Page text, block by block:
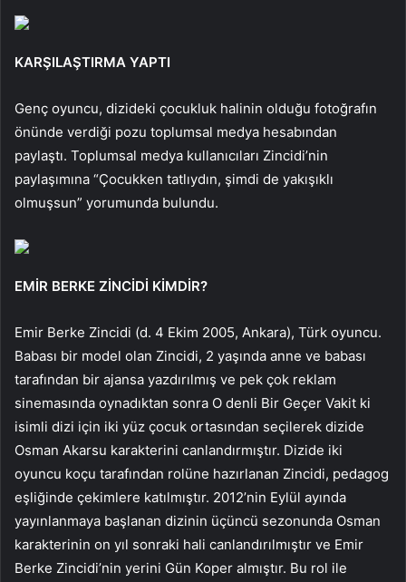
KARŞILAŞTIRMA YAPTI
Genç oyuncu, dizideki çocukluk halinin olduğu fotoğrafın
önünde verdiği pozu toplumsal medya hesabından
paylaştı. Toplumsal medya kullanıcıları Zincidi’nin
paylaşımına “Çocukken tatlıydın, şimdi de yakışıklı
olmuşsun” yorumunda bulundu.
EMİR BERKE ZİNCİDİ KİMDİR?
Emir Berke Zincidi (d. 4 Ekim 2005, Ankara), Türk oyuncu.
Babası bir model olan Zincidi, 2 yaşında anne ve babası
tarafından bir ajansa yazdırılmış ve pek çok reklam
sinemasında oynadıktan sonra O denli Bir Geçer Vakit ki
isimli dizi için iki yüz çocuk ortasından seçilerek dizide
Osman Akarsu karakterini canlandırmıştır. Dizide iki
oyuncu koçu tarafından rolüne hazırlanan Zincidi, pedagog
eşliğinde çekimlere katılmıştır. 2012’nin Eylül ayında
yayınlanmaya başlanan dizinin üçüncü sezonunda Osman
karakterinin on yıl sonraki hali canlandırılmıştır ve Emir
Berke Zincidi’nin yerini Gün Koper almıştır. Bu rol ile